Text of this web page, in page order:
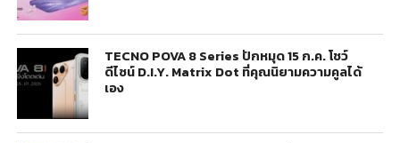
TECNO POVA 8 Series ปักหมุด 15 ก.ค. โชว์
ดีไซน์ D.I.Y. Matrix Dot ที่คุณนิยามความคูลได้
เอง